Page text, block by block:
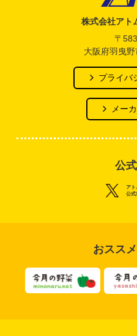
株式会社アト
〒
大阪府羽曳
プライバ
メー
公
アト
公式
おスス